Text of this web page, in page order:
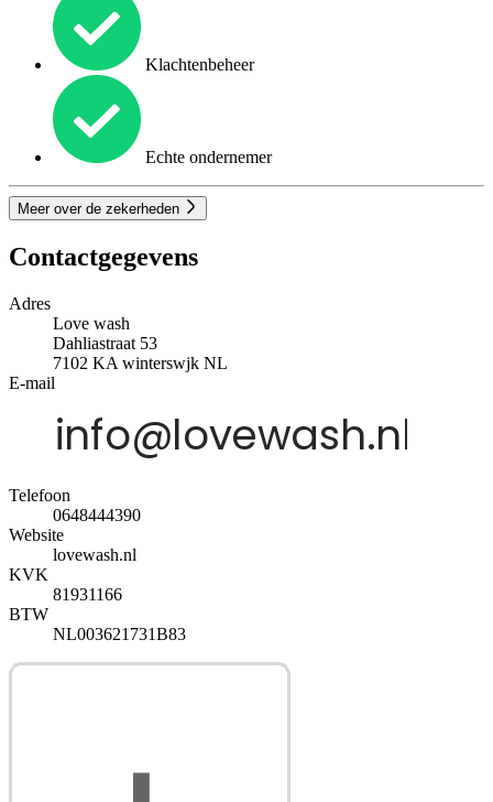
Klachtenbeheer
Echte ondernemer
Meer over de zekerheden
Contactgegevens
Adres
Love wash
Dahliastraat 53
7102 KA winterswjk NL
E-mail
Telefoon
0648444390
Website
lovewash.nl
KVK
81931166
BTW
NL003621731B83